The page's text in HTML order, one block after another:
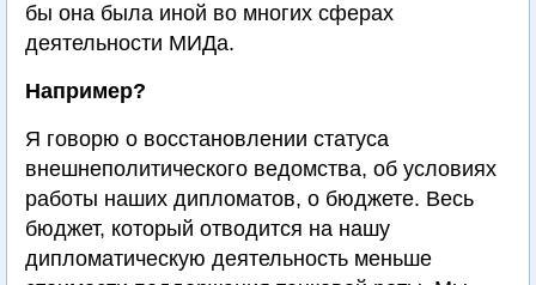
бы она была иной во многих сферах
деятельности МИДа.
Например?
Я говорю о восстановлении статуса
внешнеполитического ведомства, об условиях
работы наших дипломатов, о бюджете. Весь
бюджет, который отводится на нашу
дипломатическую деятельность меньше